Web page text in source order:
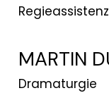
Regieassistenz
MARTIN
Dramaturgie